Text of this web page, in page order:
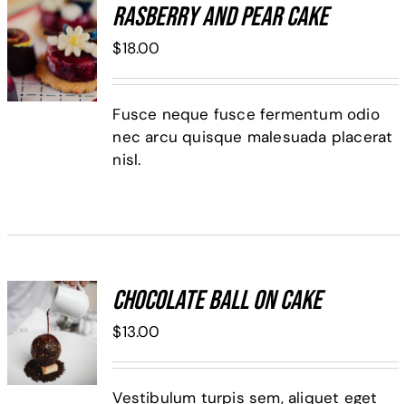
ADD TO
CART
/
DETALLES
Rasberry And Pear Cake
$18.00
Fusce neque fusce fermentum odio
nec arcu quisque malesuada placerat
nisl.
ADD TO
CART
/
DETALLES
Chocolate Ball On Cake
$13.00
Vestibulum turpis sem, aliquet eget